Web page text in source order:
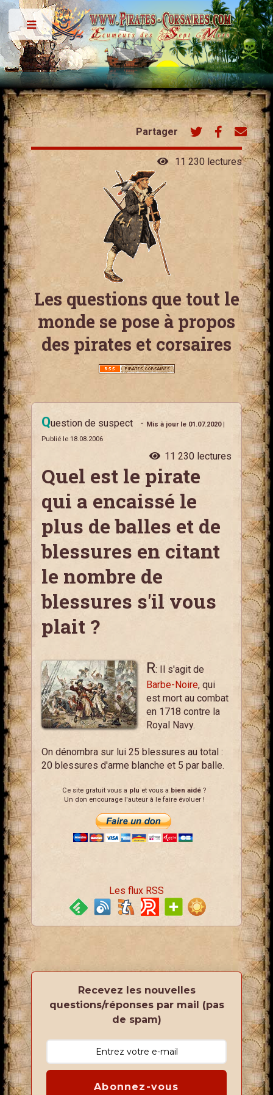
Partager
11 230 lectures
Les questions que tout le
monde se pose à propos
des pirates et corsaires
Question de suspect - Mis à jour le 01.07.2020|
Publié le 18.08.2006
11 230 lectures
Quel est le pirate
qui a encaissé le
plus de balles et de
blessures en citant
le nombre de
blessures s'il vous
plait ?
R: Il s'agit de
Barbe-Noire, qui
est mort au combat
en 1718 contre la
Royal Navy.
On dénombra sur lui 25 blessures au total :
20 blessures d'arme blanche et 5 par balle.
Ce site gratuit vous a plu et vous a bien aidé ?
Un don encourage l'auteur à le faire évoluer !
Les flux RSS
Recevez les nouvelles
questions/réponses par mail (pas
de spam)
Abonnez-vous
Toggle